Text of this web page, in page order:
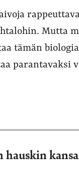
Mutta
tämän
parantavaksi
hauskin